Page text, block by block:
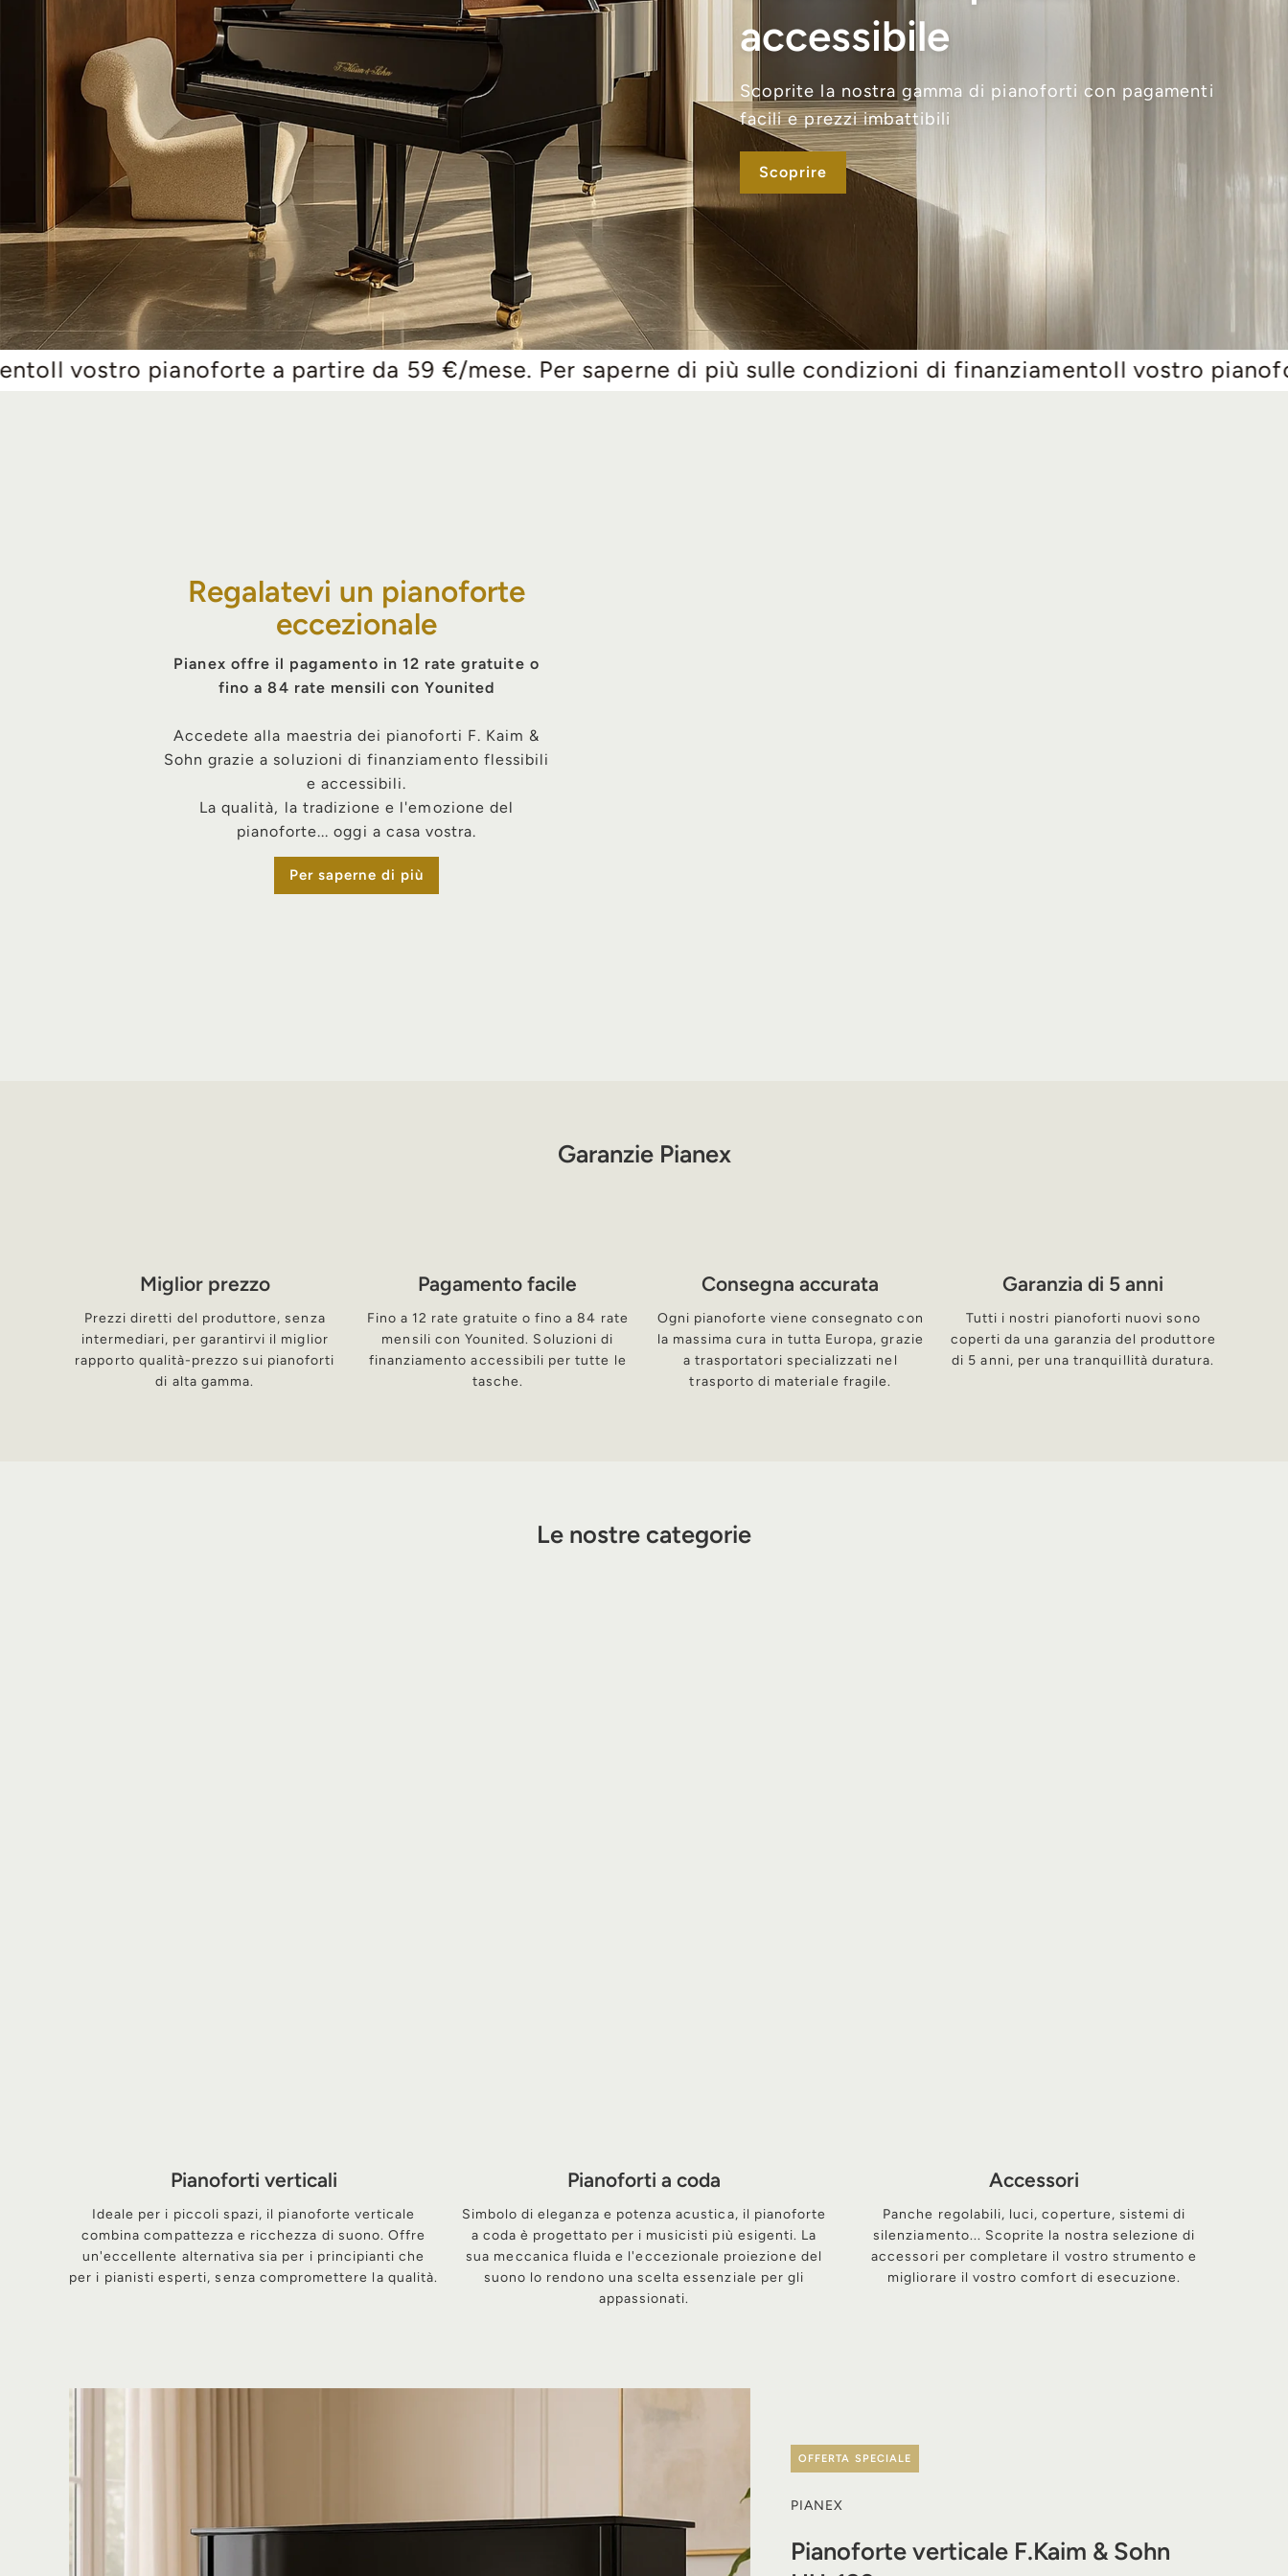
accessibile
Scoprite la nostra gamma di pianoforti con pagamenti
facili e prezzi imbattibili
Scoprire
a partire da 59 €/mese. Per saperne di più sulle condizioni di finanziamentoIl vostro pianoforte a partire
Regalatevi un pianoforte
eccezionale
Pianex offre il pagamento in 12 rate gratuite o
fino a 84 rate mensili con Younited
Accedete alla maestria dei pianoforti F. Kaim &
Sohn grazie a soluzioni di finanziamento flessibili
e accessibili.
La qualità, la tradizione e l'emozione del
pianoforte... oggi a casa vostra.
Per saperne di più
Garanzie Pianex
Miglior prezzo
Prezzi diretti del produttore, senza
intermediari, per garantirvi il miglior
rapporto qualità-prezzo sui pianoforti
di alta gamma.
Pagamento facile
Fino a 12 rate gratuite o fino a 84 rate
mensili con Younited. Soluzioni di
finanziamento accessibili per tutte le
tasche.
Consegna accurata
Ogni pianoforte viene consegnato con
la massima cura in tutta Europa, grazie
a trasportatori specializzati nel
trasporto di materiale fragile.
Garanzia di 5 anni
Tutti i nostri pianoforti nuovi sono
coperti da una garanzia del produttore
di 5 anni, per una tranquillità duratura.
Le nostre categorie
Pianoforti verticali
Ideale per i piccoli spazi, il pianoforte verticale
combina compattezza e ricchezza di suono. Offre
un'eccellente alternativa sia per i principianti che
per i pianisti esperti, senza compromettere la qualità.
Pianoforti a coda
Simbolo di eleganza e potenza acustica, il pianoforte
a coda è progettato per i musicisti più esigenti. La
sua meccanica fluida e l'eccezionale proiezione del
suono lo rendono una scelta essenziale per gli
appassionati.
Accessori
Panche regolabili, luci, coperture, sistemi di
silenziamento... Scoprite la nostra selezione di
accessori per completare il vostro strumento e
migliorare il vostro comfort di esecuzione.
OFFERTA SPECIALE
PIANEX
Pianoforte verticale F.Kaim & Sohn